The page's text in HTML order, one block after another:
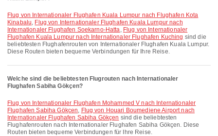
Flug von Internationaler Flughafen Kuala Lumpur nach Flughafen Kota
Kinabalu, Flug von Internationaler Flughafen Kuala Lumpur nach
Internationaler Flughafen Soekarno-Hatta, Flug von Internationaler
Flughafen Kuala Lumpur nach Internationaler Flughafen Kuching sind die
beliebtesten Flughafenrouten von Internationaler Flughafen Kuala Lumpur.
Diese Routen bieten bequeme Verbindungen für Ihre Reise.
Welche sind die beliebtesten Flugrouten nach Internationaler
Flughafen Sabiha Gökçen?
Flug von Internationaler Flughafen Mohammed V nach Internationaler
Flughafen Sabiha Gökçen, Flug von Houari Boumediene Airport nach
Internationaler Flughafen Sabiha Gökçen sind die beliebtesten
Flughafenrouten nach Internationaler Flughafen Sabiha Gökçen. Diese
Routen bieten bequeme Verbindungen für Ihre Reise.